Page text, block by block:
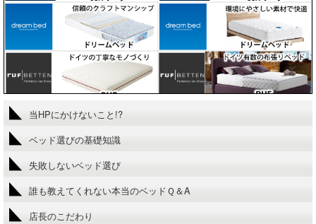
当HPにかけないこと!?
ベッド選びの基礎知識
失敗しないベッド選び
誰も教えてくれない本当のベッドＱ＆A
店長のこだわり